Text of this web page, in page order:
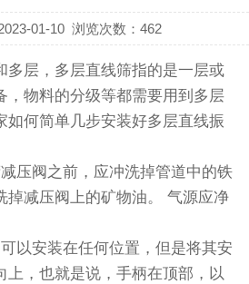
01-10 浏览次数：462
多层，多层直线筛指的是一层或
，物料的分级等都需要用到多层
如何简单几步安装好多层直线振
压阀之前，应冲洗掉管道中的铁
掉减压阀上的矿物油。 气源应净
以安装在任何位置，但是将其安
上，也就是说，手柄在顶部，以